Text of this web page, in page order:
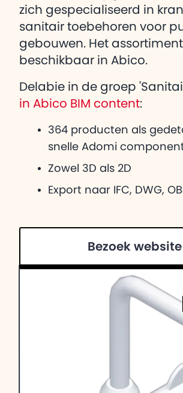
zich gespecialiseerd in
sanitair toebehoren voor
gebouwen. Het
beschikbaar in Abico.
Delabie in de groep
in Abico BIM content:
364 producten als
snelle Adomi
Zowel 3D als 2D
Export naar IFC, DWG,
Bezoek website